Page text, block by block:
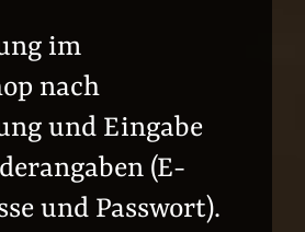
im
nach
und Eingabe
(E-
und Passwort).